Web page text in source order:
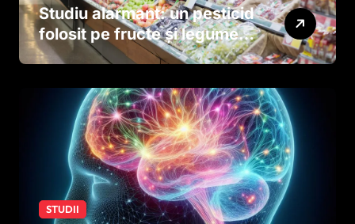
Studiu alarmant: un pesticid
folosit pe fructe și legume
ar putea afecta dezvoltarea
dinainte de naștere
STUDII